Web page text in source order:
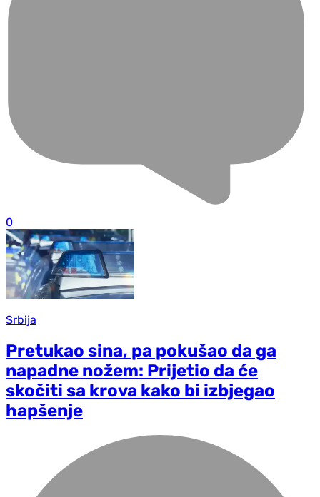
0
Srbija
Pretukao sina, pa pokušao da ga
napadne nožem: Prijetio da će
skočiti sa krova kako bi izbjegao
hapšenje